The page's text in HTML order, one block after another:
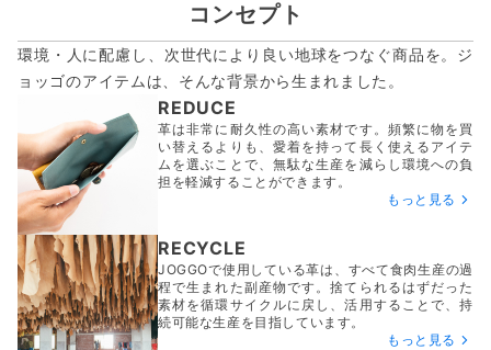
コンセプト
環境・人に配慮し、次世代により良い地球をつなぐ商品を。ジ
ョッゴのアイテムは、 そんな背景から生まれました。
REDUCE
革は非常に耐久性の高い素材です。頻繁に物を買
い替えるよりも、愛着を持って長く使えるアイテ
ムを選ぶことで、無駄な生産を減らし環境への負
担を軽減することができます。
もっと見る
RECYCLE
JOGGOで使用している革は、すべて食肉生産の過
程で生まれた副産物です。捨てられるはずだった
素材を循環サイクルに戻し、活用することで、持
続可能な生産を目指しています。
もっと見る